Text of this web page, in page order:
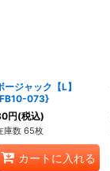
ージャック【L】
073}
円(税込)
庫数 65枚
カートに入れる